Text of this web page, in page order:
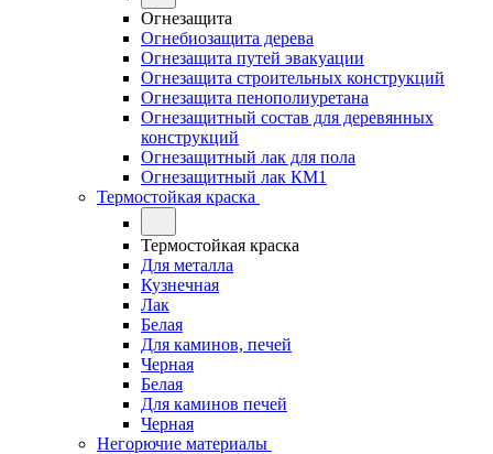
Огнезащита
Огнебиозащита дерева
Огнезащита путей эвакуации
Огнезащита строительных конструкций
Огнезащита пенополиуретана
Огнезащитный состав для деревянных
конструкций
Огнезащитный лак для пола
Огнезащитный лак КМ1
Термостойкая краска
Термостойкая краска
Для металла
Кузнечная
Лак
Белая
Для каминов, печей
Черная
Белая
Для каминов печей
Черная
Негорючие материалы